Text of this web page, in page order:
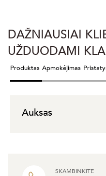
SKAMBINKITE
DAŽNIAUSIAI
UŽDUODAMI
Produktas Apmokėjimas
Auksas